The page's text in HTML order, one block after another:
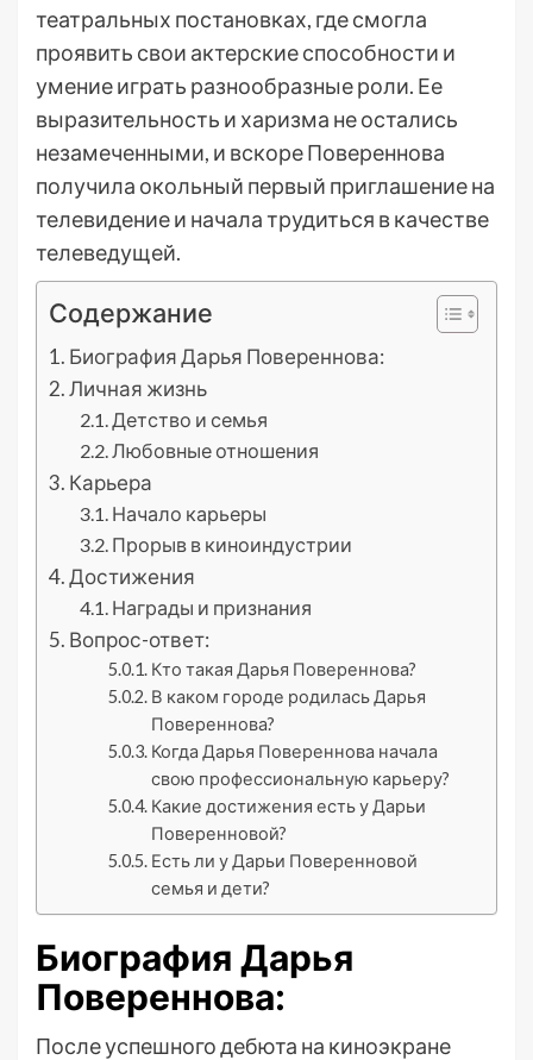
театральных постановках, где смогла
проявить свои актерские способности и
умение играть разнообразные роли. Ее
выразительность и харизма не остались
незамеченными, и вскоре Повереннова
получила окольный первый приглашение на
телевидение и начала трудиться в качестве
телеведущей.
Содержание
Биография Дарья Повереннова:
Личная жизнь
Детство и семья
Любовные отношения
Карьера
Начало карьеры
Прорыв в киноиндустрии
Достижения
Награды и признания
Вопрос-ответ:
Кто такая Дарья Повереннова?
В каком городе родилась Дарья
Повереннова?
Когда Дарья Повереннова начала
свою профессиональную карьеру?
Какие достижения есть у Дарьи
Поверенновой?
Есть ли у Дарьи Поверенновой
семья и дети?
Биография Дарья
Повереннова:
После успешного дебюта на киноэкране